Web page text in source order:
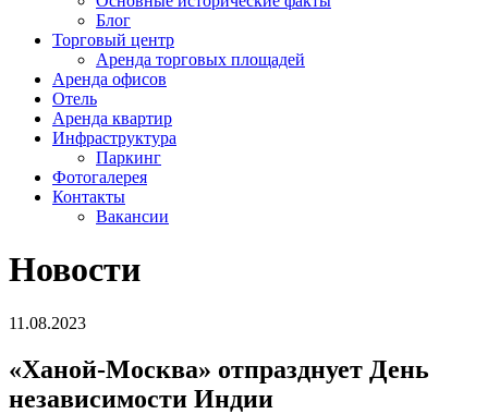
Блог
Торговый центр
Аренда торговых площадей
Аренда офисов
Отель
Аренда квартир
Инфраструктура
Паркинг
Фотогалерея
Контакты
Вакансии
Новости
11.08.2023
«Ханой-Москва» отпразднует День
независимости Индии